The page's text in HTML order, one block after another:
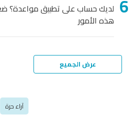
لديك حساب على تطبيق مواعدة؟
هذه الأمور
عرض الجميع
آراء حرة